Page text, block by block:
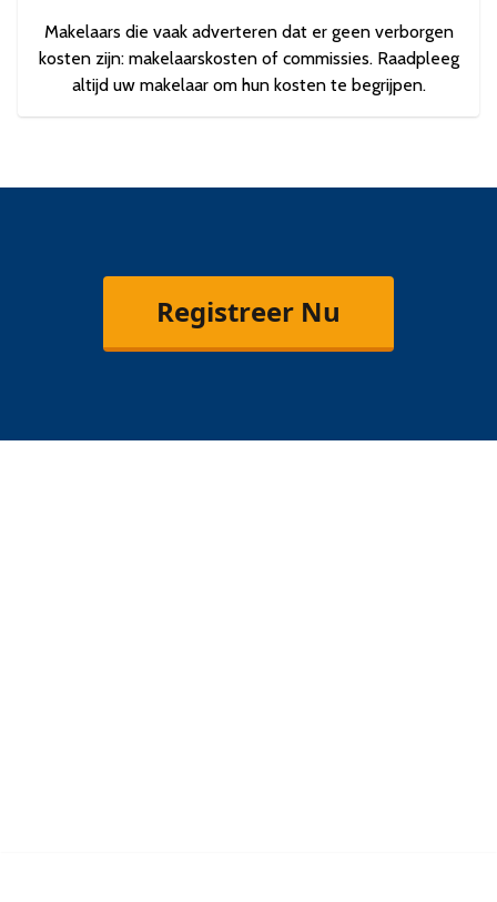
Makelaars die vaak adverteren dat er geen verborgen
kosten zijn: makelaarskosten of commissies. Raadpleeg
altijd uw makelaar om hun kosten te begrijpen.
Registreer Nu